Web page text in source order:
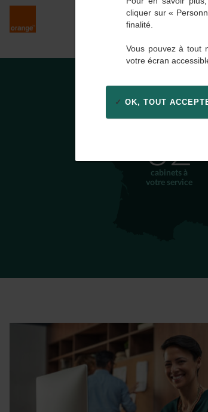
32
cabinets à
votre service
cliquer sur «
finalité.
Vous pouvez à tout
votre écran
OK, TOUT